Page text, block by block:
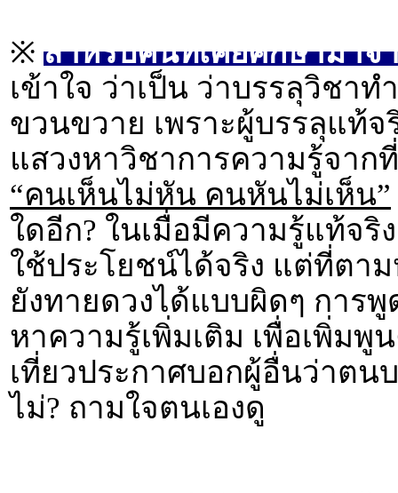
※ สำหรับคนที่เคยศึกษามาจ
เข้าใจ ว่าเป็น ว่าบรรลุวิชา
ขวนขวาย เพราะผู้บรรลุแท้จ
แสวงหาวิชาการความรู้จาก
“คนเห็นไม่หัน คนหันไม่เห็น”
ใดอีก? ในเมื่อมีความรู้แท้จ
ใช้ประโยชน์ได้จริง แต่ที่ตา
ยังทายดวงได้แบบผิดๆ การ
หาความรู้เพิ่มเติม เพื่อเพิ่มพู
เที่ยวประกาศบอกผู้อื่นว่าตน
ไม่? ถามใจตนเองดู